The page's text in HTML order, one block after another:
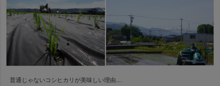
普通じゃないコシヒカリが美味しい理由....